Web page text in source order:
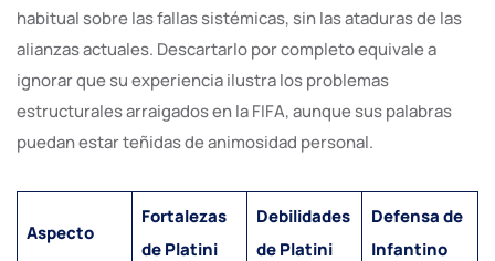
habitual sobre las fallas sistémicas, sin las ataduras de las
alianzas actuales. Descartarlo por completo equivale a
ignorar que su experiencia ilustra los problemas
estructurales arraigados en la FIFA, aunque sus palabras
puedan estar teñidas de animosidad personal.
Aspecto
Fortalezas
de Platini
Debilidades
de Platini
Defensa de
Infantino